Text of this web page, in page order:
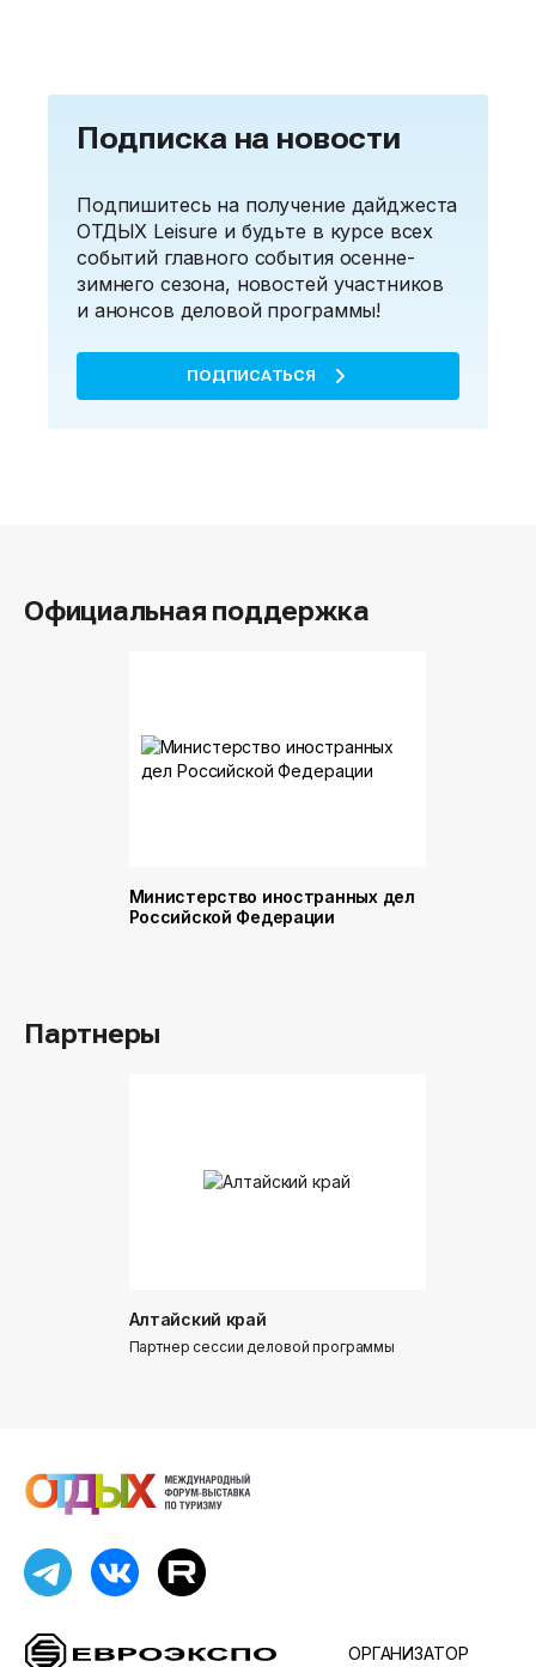
Подписка на новости
Подпишитесь на получение дайджеста
ОТДЫХ Leisure и будьте в курсе всех
событий главного события осенне-
зимнего сезона, новостей участников
и анонсов деловой программы!
ПОДПИСАТЬСЯ
Официальная поддержка
Министерство иностранных дел
Российской Федерации
Партнеры
Алтайский край
Партнер сессии деловой программы
ОРГАНИЗАТОР